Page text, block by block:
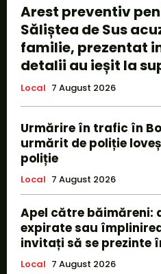
Arest preventiv
Săliștea de Sus
familie, prezentat
detalii au ieșit la
Local 7 August 2026
Urmărire în trafic în
urmărit de poliție
poliție
Local 7 August 2026
Apel către băimăreni:
expirate sau
invitați să se prezinte
Local 7 August 2026